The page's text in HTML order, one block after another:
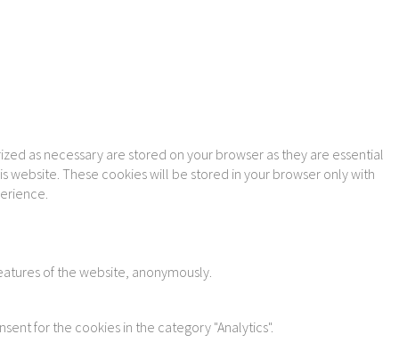
as necessary are stored on your browser as they are essential
website. These cookies will be stored in your browser only with
of the website, anonymously.
for the cookies in the category "Analytics".